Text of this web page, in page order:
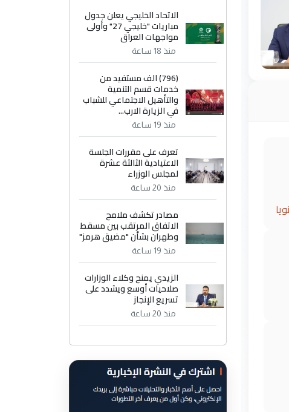
الاتحاد الخليجي يعلن جدول
مباريات "خليجي 27" وأولى
مواجهات العراق
منذ 18 ساعة
(796) الف مستفيد من
خدمات قسم التنمية
والتأهيل الاجتماعي للشباب
في الزيارة الارب...
منذ 19 ساعة
تعرف على مقررات الجلسة
الاعتيادية الثالثة عشرة
لمجلس الوزراء
منذ 20 ساعة
مصادر تكشف ملامح
الاتفاق المرتقب بين مسقط
وطهران بشأن "مضيق هرمز"
منذ 19 ساعة
الزيدي يمنح وكلاء الوزارات
صلاحيات أوسع ويشدد على
تسريع الإنجاز
منذ 20 ساعة